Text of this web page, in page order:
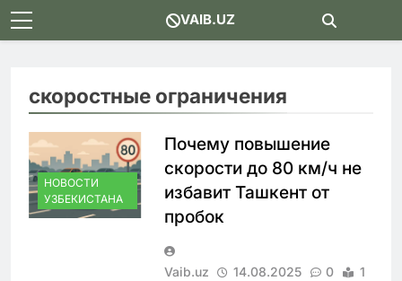
Skip
to
VAIB.UZ
скоростные ограничения
НОВОСТИ
УЗБЕКИСТАНА
Почему повышение
скорости до 80 км/ч не
избавит Ташкент от
пробок
Vaib.uz 14.08.2025 0
1